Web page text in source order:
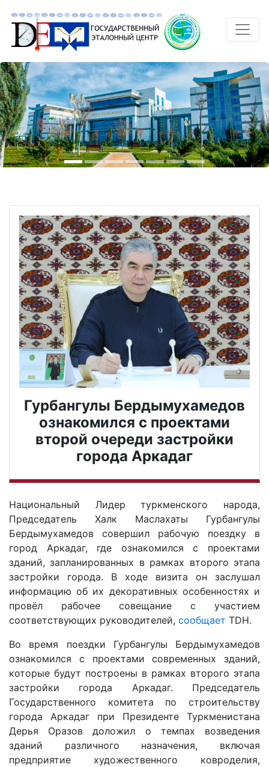
Гурбангулы Бердымухамедов
ознакомился с проектами
второй очереди застройки
города Аркадаг
Национальный Лидер туркменского народа,
Председатель Халк Маслахаты Гурбангулы
Бердымухамедов совершил рабочую поездку в
город Аркадаг, где ознакомился с проектами
зданий, запланированных в рамках второго этапа
застройки города. В ходе визита он заслушал
информацию об их декоративных особенностях и
провёл рабочее совещание с участием
соответствующих руководителей, сообщает TDH.
Во время поездки Гурбангулы Бердымухамедов
ознакомился с проектами современных зданий,
которые будут построены в рамках второго этапа
застройки города Аркадаг. Председатель
Государственного комитета по строительству
города Аркадаг при Президенте Туркменистана
Дерья Оразов доложил о темпах возведения
зданий различного назначения, включая
предприятие художественного ковроделия,